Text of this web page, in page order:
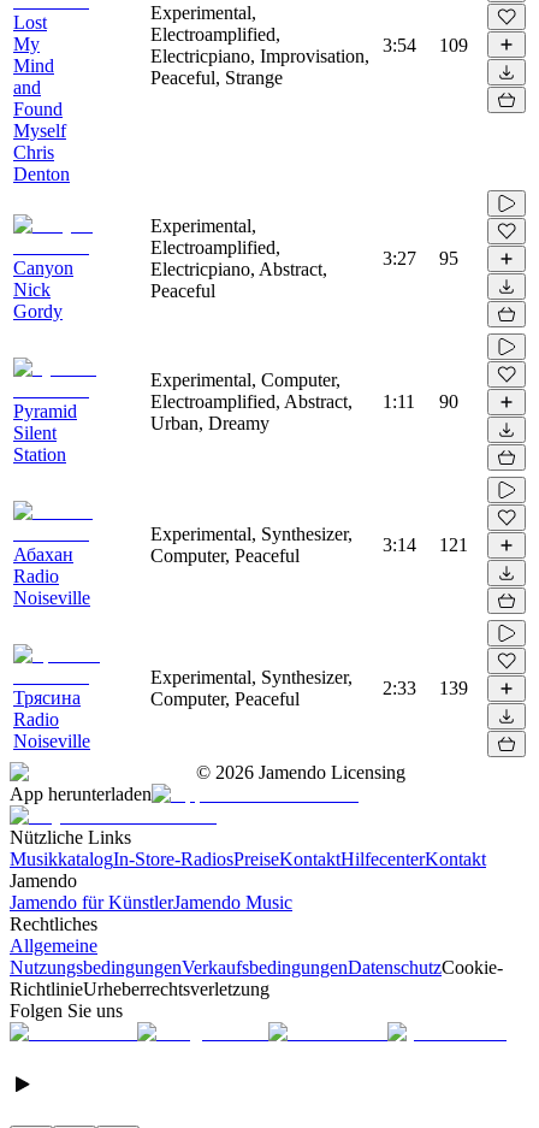
Lost
My
Mind
and
Found
Myself
Chris
Denton
Experimental,
Electroamplified,
Electricpiano, Improvisation,
Peaceful, Strange
3:54 109
Canyon
Nick
Gordy
Experimental,
Electroamplified,
Electricpiano, Abstract,
Peaceful
3:27 95
Pyramid
Silent
Station
Experimental, Computer,
Electroamplified, Abstract,
Urban, Dreamy
1:11 90
Абахан
Radio
Noiseville
Experimental, Synthesizer,
Computer, Peaceful
3:14 121
Трясина
Radio
Noiseville
Experimental, Synthesizer,
Computer, Peaceful
2:33 139
© 2026 Jamendo Licensing
App herunterladen
Nützliche Links
MusikkatalogIn-Store-RadiosPreiseKontaktHilfecenterKontakt
Jamendo
Jamendo für KünstlerJamendo Music
Rechtliches
Allgemeine
NutzungsbedingungenVerkaufsbedingungenDatenschutzCookie-
RichtlinieUrheberrechtsverletzung
Folgen Sie uns